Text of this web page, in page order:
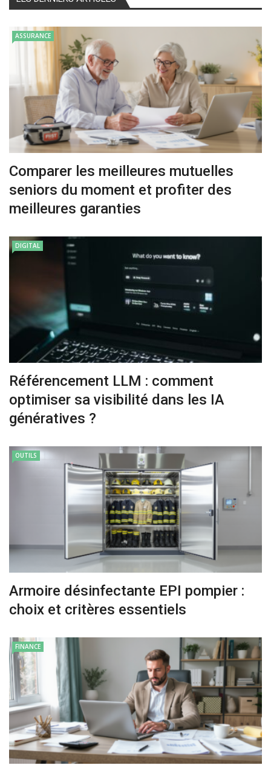
ASSURANCE
Comparer les meilleures mutuelles
seniors du moment et profiter des
meilleures garanties
DIGITAL
Référencement LLM : comment
optimiser sa visibilité dans les IA
génératives ?
OUTILS
Armoire désinfectante EPI pompier :
choix et critères essentiels
FINANCE